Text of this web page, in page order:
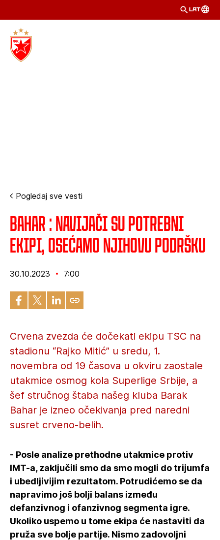
LAT
Pogledaj sve vesti
Bahar : Navijači su potrebni
ekipi, osećamo njihovu podršku
30.10.2023 7:00
Crvena zvezda će dočekati ekipu TSC na
stadionu “Rajko Mitić” u sredu, 1.
novembra od 19 časova u okviru zaostale
utakmice osmog kola Superlige Srbije, a
šef stručnog štaba našeg kluba Barak
Bahar je izneo očekivanja pred naredni
susret crveno-belih.
- Posle analize prethodne utakmice protiv
IMT-a, zaključili smo da smo mogli do trijumfa
i ubedljivijim rezultatom. Potrudićemo se da
napravimo još bolji balans između
defanzivnog i ofanzivnog segmenta igre.
Ukoliko uspemo u tome ekipa će nastaviti da
pruža sve bolje partije. Nismo zadovoljni